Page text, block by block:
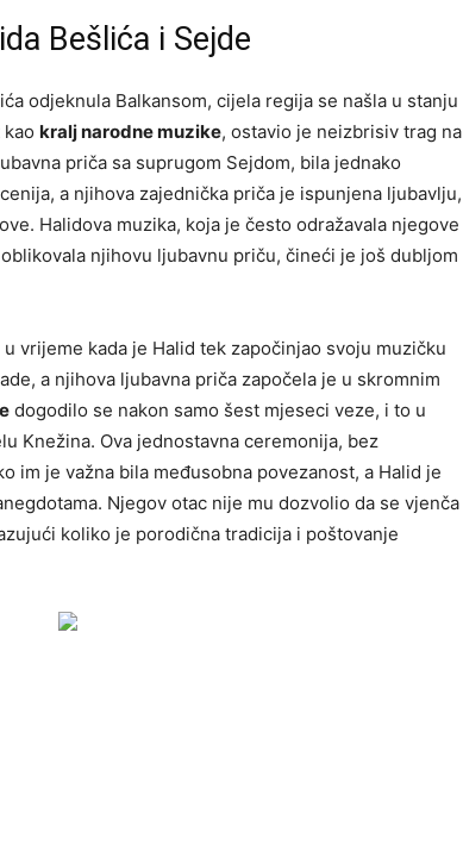
Bešlića i Sejde
odjeknula Balkansom, cijela regija se našla u stanju
kralj narodne muzike, ostavio je neizbrisiv trag na
priča sa suprugom Sejdom, bila jednako
a njihova zajednička priča je ispunjena ljubavlju,
Halidova muzika, koja je često odražavala njegove
njihovu ljubavnu priču, čineći je još dubljom
vrijeme kada je Halid tek započinjao svoju muzičku
a njihova ljubavna priča započela je u skromnim
dogodilo se nakon samo šest mjeseci veze, i to u
Knežina. Ova jednostavna ceremonija, bez
im je važna bila međusobna povezanost, a Halid je
Njegov otac nije mu dozvolio da se vjenča
koliko je porodična tradicija i poštovanje